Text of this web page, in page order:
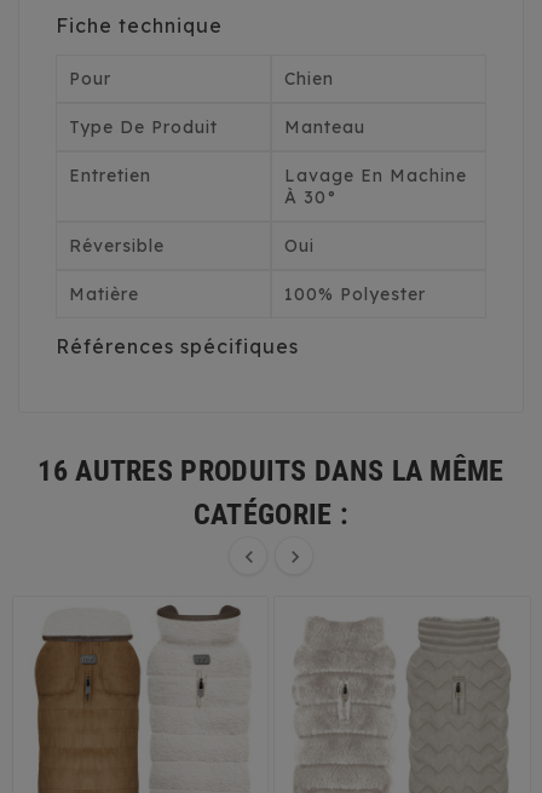
Fiche technique
Pour Chien
Type De Produit Manteau
Entretien
Lavage En Machine
À 30°
Réversible Oui
Matière 100% Polyester
Références spécifiques
16 AUTRES PRODUITS DANS LA MÊME
CATÉGORIE :
 